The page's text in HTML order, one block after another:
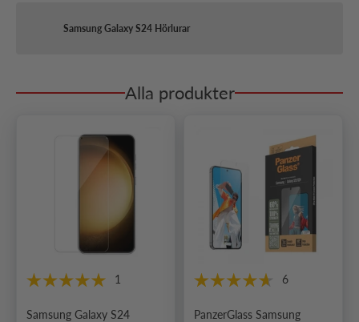
Samsung Galaxy S24 Hörlurar
Alla produkter
1
Samsung Galaxy S24
6
PanzerGlass Samsung